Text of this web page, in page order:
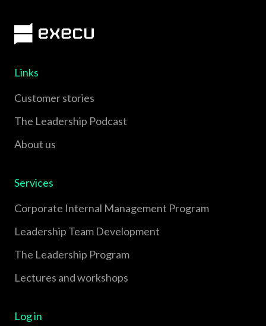
Links
Customer stories
The Leadership Podcast
About us
Services
Corporate Internal Management Program
Leadership Team Development
The Leadership Program
Lectures and workshops
Log in